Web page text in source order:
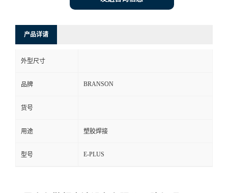
产品详请
外型尺寸
品牌 BRANSON
货号
用途 塑胶焊接
型号 E-PLUS